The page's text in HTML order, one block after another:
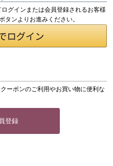
グインまたは会員登録されるお客様
タンよりお進みください。
ーポンのご利用やお買い物に便利な
登録